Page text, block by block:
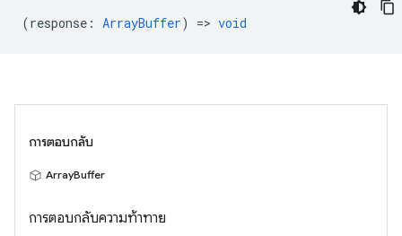
(response : ArrayBuffer) => void
การตอบกลับ
ArrayBuffer
การตอบกลับความท้าทาย